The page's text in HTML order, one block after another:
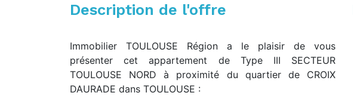
Description de l'offre
Immobilier TOULOUSE Région a le plaisir de vous
présenter cet appartement de Type III SECTEUR
TOULOUSE NORD à proximité du quartier de CROIX
DAURADE dans TOULOUSE :